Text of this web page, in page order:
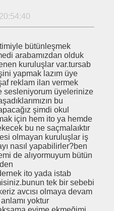
bütünleşmek
arabamızdan olduk
kuruluşlar var.tursab
yapmak lazım üye
reklam ilan vermek
sesleniyorum üyelerinize
bu
şimdi okul
için hem ito ya hemde
bu ne saçmalaıktır
olmayan kuruluşlar iş
nasıl yapabilirler?ben
de alıyormuyum bütün
ito yada istab
tek bir sebebi
avcısı olmaya devam
yoktur